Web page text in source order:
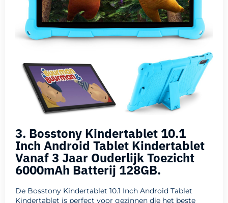
3. Bosstony Kindertablet 10.1
Inch Android Tablet Kindertablet
Vanaf 3 Jaar Ouderlijk Toezicht
6000mAh Batterij 128GB.
De Bosstony Kindertablet 10.1 Inch Android Tablet
Kindertablet is perfect voor gezinnen die het beste